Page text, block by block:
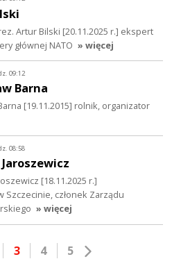
Artur Bilski [20.11.2025 r.] ekspert
głównej NATO » więcej
09:12
Barna
[19.11.2015] rolnik, organizator
08:58
[18.11.2025 r.]
Szczecinie, członek Zarządu
» więcej
3 4 5